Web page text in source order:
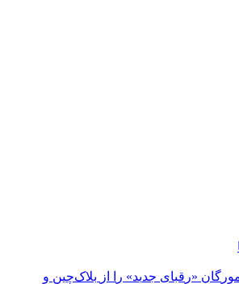
ور گان «ر قبای جدید» ر ز بلکچین و